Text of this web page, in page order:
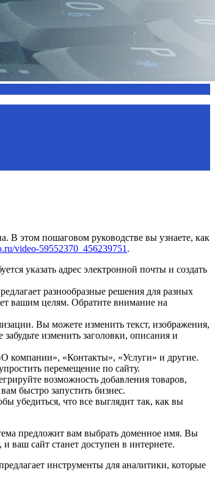
В этом пошаговом руководстве вы узнаете, как
video-59552370_456239751 .
указать адрес электронной почты и создать
разнообразные решения для разных
вашим целям. Обратите внимание на
Вы можете изменить текст, изображения,
изменить заголовки, описания и
компании», «Контакты», «Услуги» и другие.
перемещение по сайту.
возможность добавления товаров,
быстро запустить бизнес.
убедиться, что все выглядит так, как вы
предложит вам выбрать доменное имя. Вы
ваш сайт станет доступен в интернете.
инструменты для аналитики, которые